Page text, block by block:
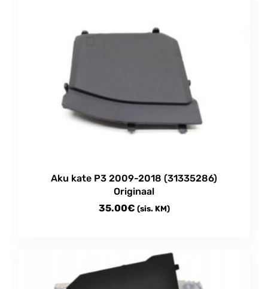
Aku kate P3 2009-2018 (31335286)
Originaal
35.00€ (sis. KM)